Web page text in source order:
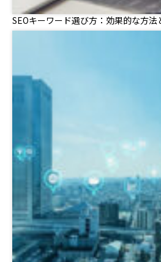
SEOキーワード選び方：効果的な方法